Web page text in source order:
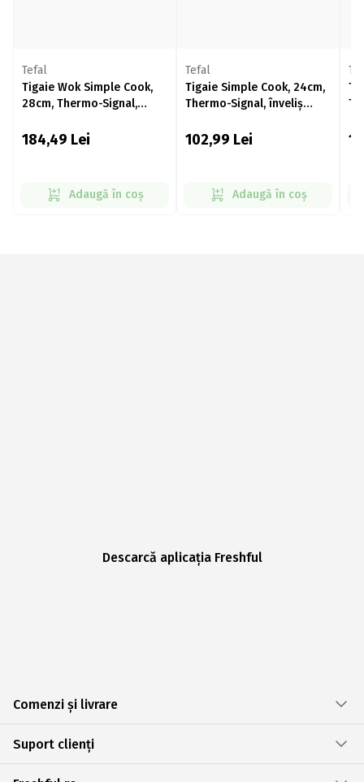
Tefal
Tigaie Wok Simple Cook,
28cm, Thermo-Signal,
titan
184,49 Lei
Adaugă în coș
Tefal
Tigaie Simple Cook, 24cm,
Thermo-Signal, înveliș
102,99 Lei
Adaugă în coș
Descarcă aplicația Freshful
Comenzi și livrare
Suport clienți